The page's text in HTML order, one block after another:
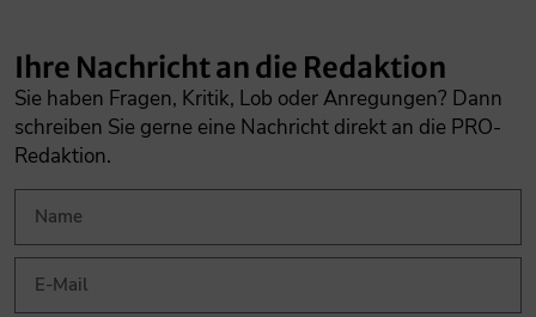
Ihre Nachricht an die Redaktion
Sie haben Fragen, Kritik, Lob oder Anregungen? Dann
schreiben Sie gerne eine Nachricht direkt an die PRO-
Redaktion.